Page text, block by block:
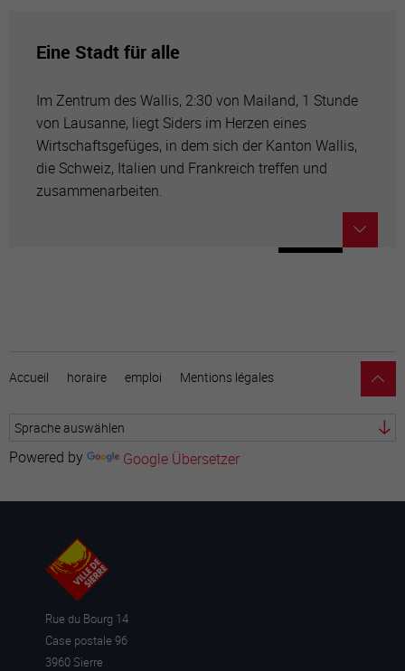
Eine Stadt für alle
Im Zentrum des Wallis, 2:30 von Mailand, 1 Stunde
von Lausanne, liegt Siders im Herzen eines
Wirtschaftsgefüges, in dem sich der Kanton Wallis,
die Schweiz, Italien und Frankreich treffen und
zusammenarbeiten.
Accueil horaire emploi Mentions légales
Powered by Google Übersetzer
Rue du Bourg 14
Case postale 96
3960 Sierre